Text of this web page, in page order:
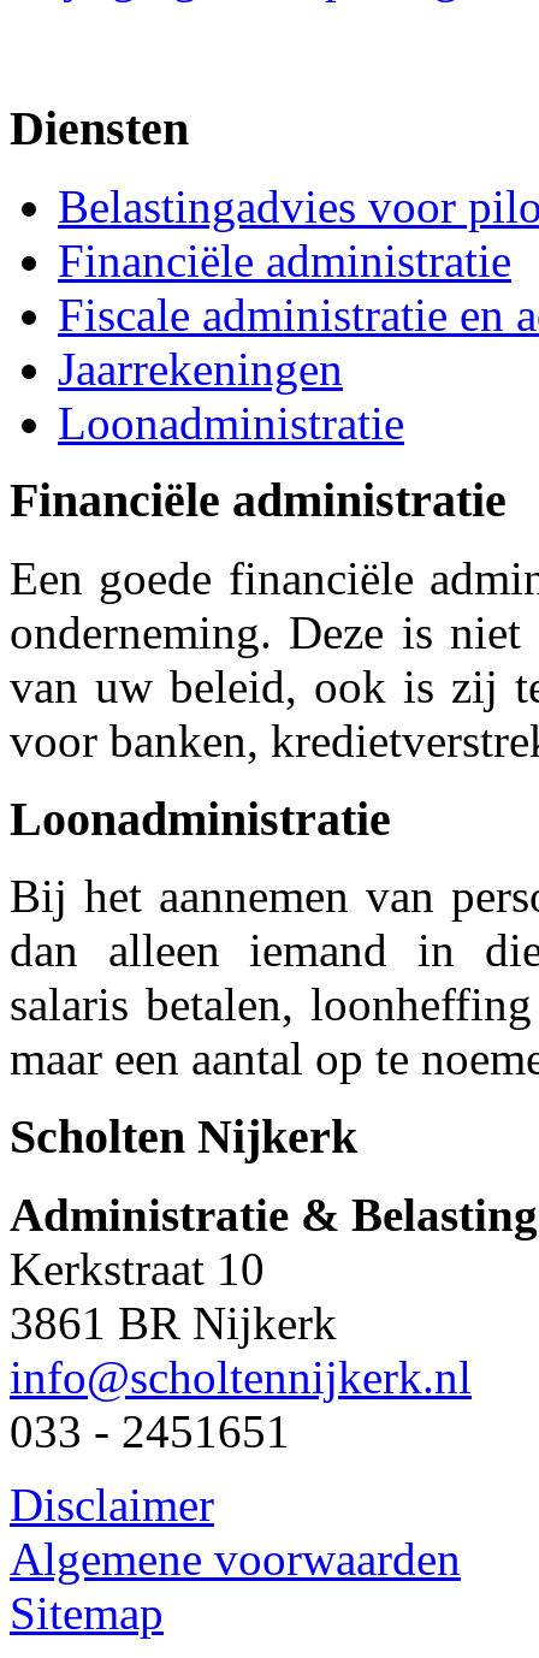
Diensten
Belastingadvies voor
Financiële administratie
Fiscale administratie en
Jaarrekeningen
Loonadministratie
Financiële administratie
Een goede financiële
onderneming. Deze is
van uw beleid, ook is zij
voor banken,
Loonadministratie
Bij het aannemen van
dan alleen iemand in
salaris betalen,
maar een aantal op te
Scholten Nijkerk
Administratie &
Kerkstraat 10
3861 BR Nijkerk
info@scholtennijkerk.nl
033 - 2451651
Disclaimer
Algemene voorwaarden
Sitemap